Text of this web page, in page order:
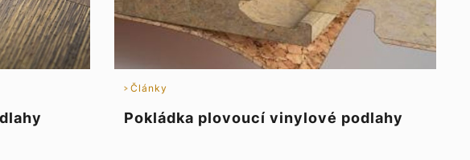
Články
Pokládka plovoucí vinylové podlahy